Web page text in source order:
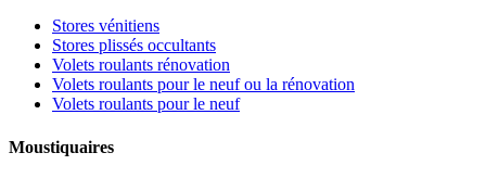
Stores vénitiens
Stores plissés occultants
Volets roulants rénovation
Volets roulants pour le neuf ou la rénovation
Volets roulants pour le neuf
Moustiquaires